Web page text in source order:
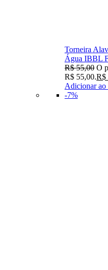
Torneira
Água IBBL
R$55,00 O
R$ 55,00.R$
Adicionar ao
-7%